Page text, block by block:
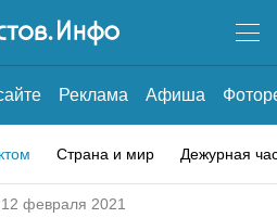
Реклама Афиша
Страна и мир Дежурная
12 февраля 2021